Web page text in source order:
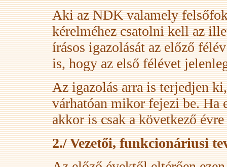
Aki az NDK valamely
kérelméhez csatolni kell az
írásos igazolását az előző
is, hogy az első félévet
Az igazolás arra is terjedjen
várhatóan mikor fejezi be. Ha
akkor is csak a következő
2./ Vezetői, funkcionáriusi